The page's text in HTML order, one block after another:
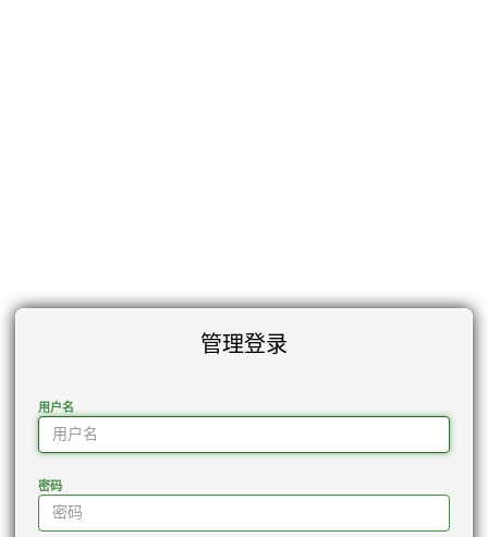
管理登录
用户名
密码